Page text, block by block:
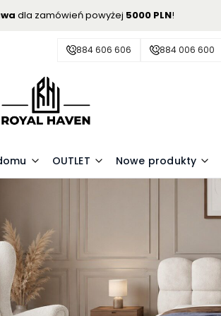
dla zamówień powyżej 5000 PLN!
884 606 606 884 006 600
OUTLET Nowe produkty